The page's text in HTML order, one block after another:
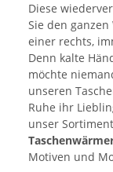
Diese
Sie den
einer rechts,
Denn kalte
möchte
unseren
Ruhe ihr
unser
Motiven und